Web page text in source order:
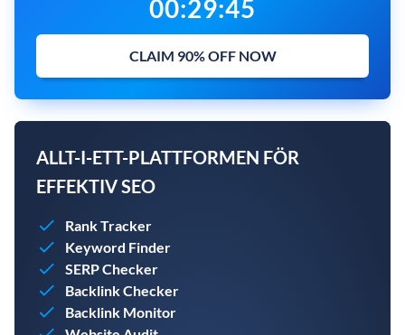
00:29:45
CLAIM 90% OFF NOW
ALLT-I-ETT-PLATTFORMEN FÖR
EFFEKTIV SEO
Rank Tracker
Keyword Finder
SERP Checker
Backlink Checker
Backlink Monitor